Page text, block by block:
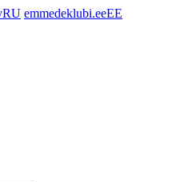
RU emmedeklubi.eeEE